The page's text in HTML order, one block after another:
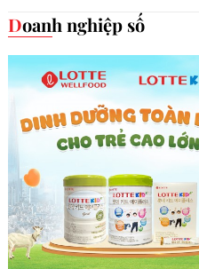
Doanh nghiệp số